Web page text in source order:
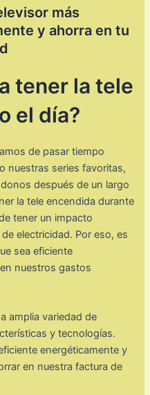
más
y ahorra en tu
tener la tele
el día?
de pasar tiempo
nuestras series favoritas,
después de un largo
la tele encendida durante
tener un impacto
electricidad. Por eso, es
sea eficiente
nuestros gastos
amplia variedad de
y tecnologías.
energéticamente y
en nuestra factura de